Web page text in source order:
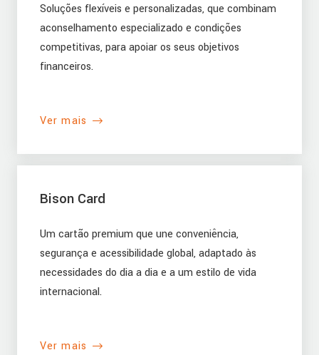
Soluções flexíveis e personalizadas, que combinam
aconselhamento especializado e condições
competitivas, para apoiar os seus objetivos
financeiros.
Ver mais
Bison Card
Um cartão premium que une conveniência,
segurança e acessibilidade global, adaptado às
necessidades do dia a dia e a um estilo de vida
internacional.
Ver mais